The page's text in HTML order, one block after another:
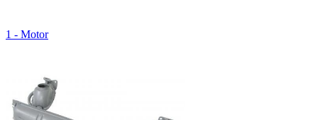
1 - Motor